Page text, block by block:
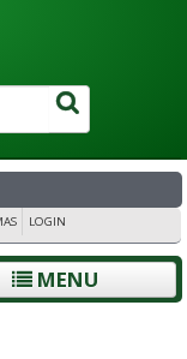
LOGIN
MENU